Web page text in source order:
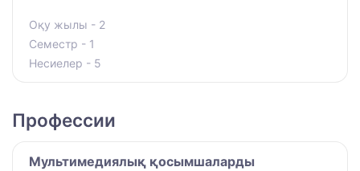
Оқу жылы - 2
Семестр - 1
Несиелер - 5
Профессии
Мультимедиялық қосымшаларды